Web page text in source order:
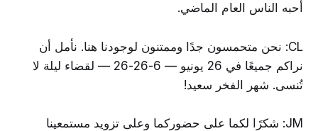
أحبه الناس العام الماضي.
CL: نحن متحمسون جدًا وممتنون لوجودنا هنا. نأمل أن
نراكم جميعًا في 26 يونيو — 6-26-26 — لقضاء ليلة لا
تُنسى. شهر الفخر سعيد!
JM: شكرًا لكما على حضوركما وعلى تزويد مستمعينا